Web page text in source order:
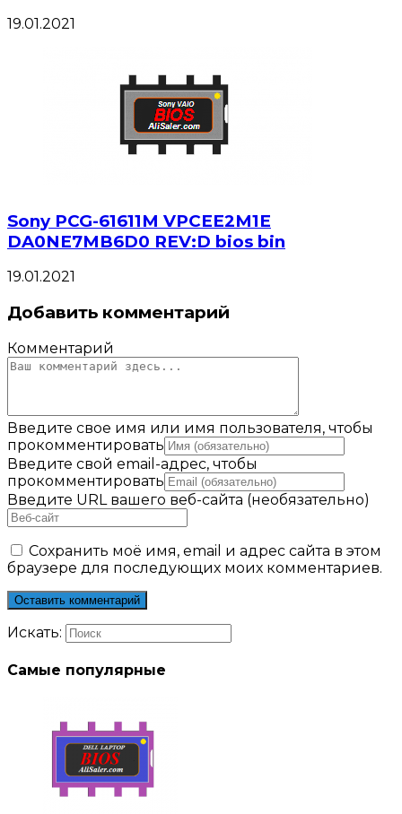
19.01.2021
Sony PCG-61611M VPCEE2M1E
DA0NE7MB6D0 REV:D bios bin
19.01.2021
Добавить комментарий
Комментарий
Введите свое имя или имя пользователя, чтобы
прокомментировать
Введите свой email-адрес, чтобы
прокомментировать
Введите URL вашего веб-сайта (необязательно)
Сохранить моё имя, email и адрес сайта в этом
браузере для последующих моих комментариев.
Искать:
Самые популярные